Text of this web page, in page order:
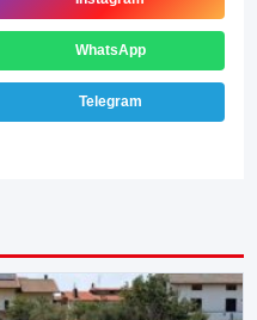
WhatsApp
Telegram